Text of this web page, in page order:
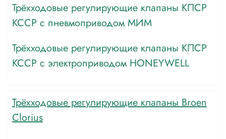
Трёхходовые регулирующие клапаны КПСР
КССР с пневмоприводом МИМ
Трёхходовые регулирующие клапаны КПСР
КССР с электроприводом HONEYWELL
Трёхходовые регулирующие клапаны Broen
Clorius